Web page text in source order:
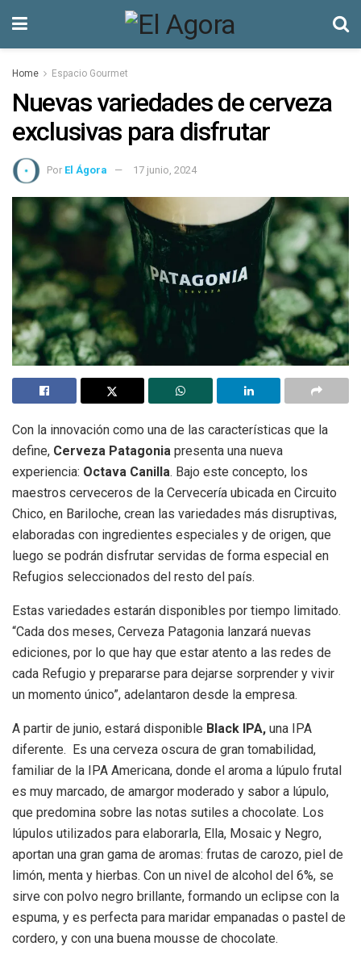
Home Espacio Gourmet
Nuevas variedades de cerveza
exclusivas para disfrutar
Por El Ágora 17 junio, 2024
Con la innovación como una de las características que la
define, Cerveza Patagonia presenta una nueva
experiencia: Octava Canilla. Bajo este concepto, los
maestros cerveceros de la Cervecería ubicada en Circuito
Chico, en Bariloche, crean las variedades más disruptivas,
elaboradas con ingredientes especiales y de origen, que
luego se podrán disfrutar servidas de forma especial en
Refugios seleccionados del resto del país.
Estas variedades estarán disponibles por tiempo limitado.
“Cada dos meses, Cerveza Patagonia lanzará nuevas
ediciones, por lo que hay que estar atento a las redes de
cada Refugio y prepararse para dejarse sorprender y vivir
un momento único”, adelantaron desde la empresa.
A partir de junio, estará disponible Black IPA, una IPA
diferente. Es una cerveza oscura de gran tomabilidad,
familiar de la IPA Americana, donde el aroma a lúpulo frutal
es muy marcado, de amargor moderado y sabor a lúpulo,
que predomina sobre las notas sutiles a chocolate. Los
lúpulos utilizados para elaborarla, Ella, Mosaic y Negro,
aportan una gran gama de aromas: frutas de carozo, piel de
limón, menta y hierbas. Con un nivel de alcohol del 6%, se
sirve con polvo negro brillante, formando un eclipse con la
espuma, y es perfecta para maridar empanadas o pastel de
cordero, y con una buena mousse de chocolate.